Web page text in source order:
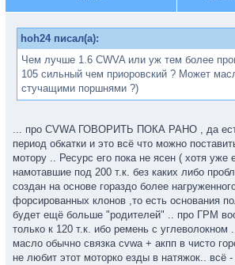
hoh24 писал(а):
Чем лучше 1.6 CWVA или уж тем более
105 сильный чем приоровский ? Может
стучащими поршнями ?)
... про СVWA ГОВОРИТЬ ПОКА РАНО , да
период обкатки и это всё что можно
мотору .. Ресурс его пока не ясен ( хотя уже
намотавшие под 200 т.к. без каких либо
создан на основе гораздо более
форсированных клонов ,то есть основания
будет ещё больше "родителей" .. про ГРМ
только к 120 т.к. ибо ремень с углеволокном
масло обычно связка cvwa + акпп в чисто
не любит этот моторко езды в натяжок.. всё